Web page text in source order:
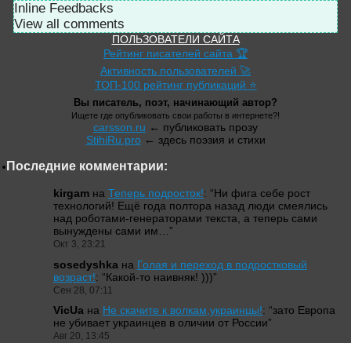
Inline Feedbacks
View all comments
ПОЛЬЗОВАТЕЛИ САЙТА
Рейтинг писателей сайта 🏆
Активность пользователей 🚀
ТОП-100 рейтинг публикаций ⭐
Вы писатель, поэт, начинающий автор?
Ищете где опубликовать свои работы в интернете?!
carsson.ru ← публиковать прозу
StihiRu.pro ← здесь поэзия и стихи
Последние комментарии:
kirgam на Теперь подросток!: “Ни фига себе рост
технологий! Ещё года полтора назад люди смеялись
над роботами-генераторами текста, а теперь сами
вынуждены сами им… ”
Окт 3, 23:21
sosedyshka на Голая и переход в подростковый
возраст!: “Какой-то наивняк! )))”
Сен 28, 07:11
VicUa на Не скачите к волкам,украинцы!: “зато Европа
не убивает украинцев в оличии от России”
Авг 20, 13:45